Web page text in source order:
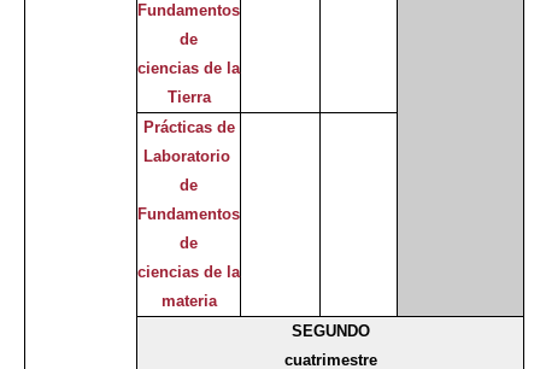
Fundamentos
de
ciencias de la
Tierra
Prácticas de
Laboratorio
de
Fundamentos
de
ciencias de la
materia
SEGUNDO
cuatrimestre